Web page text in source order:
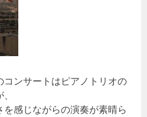
コンサートはピアノトリオの
感じながらの演奏が素晴ら